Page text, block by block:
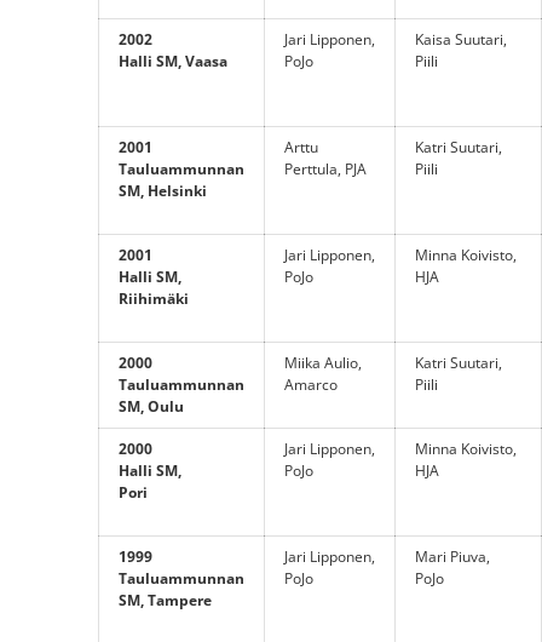
2002
Halli SM, Vaasa
Jari Lipponen,
PoJo
Kaisa Suutari,
Piili
2001
Tauluammunnan
SM, Helsinki
Arttu
Perttula, PJA
Katri Suutari,
Piili
2001
Halli SM,
Riihimäki
Jari Lipponen,
PoJo
Minna Koivisto,
HJA
2000
Tauluammunnan
SM, Oulu
Miika Aulio,
Amarco
Katri Suutari,
Piili
2000
Halli SM,
Pori
Jari Lipponen,
PoJo
Minna Koivisto,
HJA
1999
Tauluammunnan
SM, Tampere
Jari Lipponen,
PoJo
Mari Piuva,
PoJo